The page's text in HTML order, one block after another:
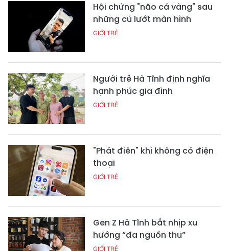
Hội chứng "não cá vàng" sau
những cú lướt màn hình
GIỚI TRẺ
Người trẻ Hà Tĩnh định nghĩa
hạnh phúc gia đình
GIỚI TRẺ
"Phát điên" khi không có điện
thoại
GIỚI TRẺ
Gen Z Hà Tĩnh bắt nhịp xu
hướng “đa nguồn thu”
GIỚI TRẺ